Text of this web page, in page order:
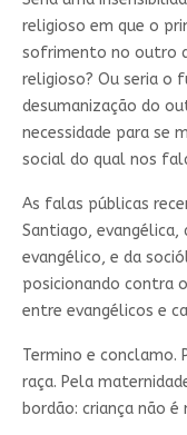
religioso em que o
sofrimento no outro
religioso? Ou seria o
desumanização do
necessidade para se
social do qual nos
As falas públicas
Santiago,
evangélico, e da
posicionando contra
entre evangélicos e
Termino e conclamo.
raça. Pela
bordão: criança não é